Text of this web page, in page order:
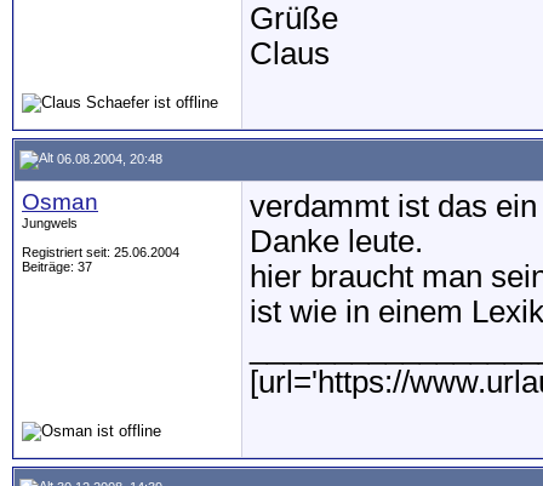
Grüße
Claus
06.08.2004, 20:48
Osman
Jungwels
Registriert seit: 25.06.2004
Beiträge: 37
verdammt ist das
Danke leute.
hier braucht man
ist wie in einem
[url='https://